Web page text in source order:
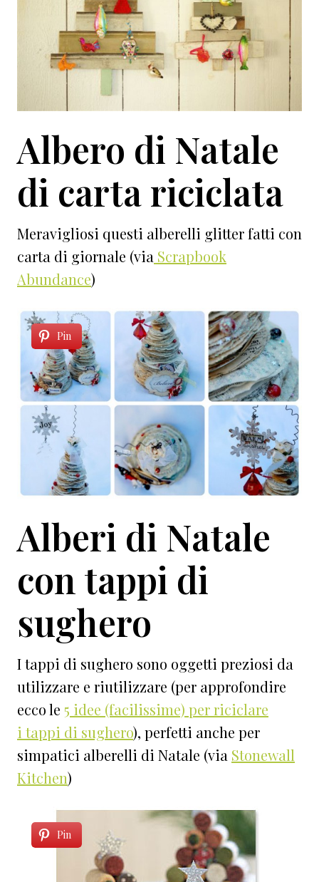
Albero di Natale
di carta riciclata
Meravigliosi questi alberelli glitter fatti con
carta di giornale (via Scrapbook
Abundance)
Pin
Alberi di Natale
con tappi di
sughero
I tappi di sughero sono oggetti preziosi da
utilizzare e riutilizzare (per approfondire
ecco le 5 idee (facilissime) per riciclare
i tappi di sughero), perfetti anche per
simpatici alberelli di Natale (via Stonewall
Kitchen)
Pin